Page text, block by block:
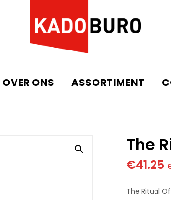
OVER ONS ASSORTIMENT
The
€41.25
The Ritual